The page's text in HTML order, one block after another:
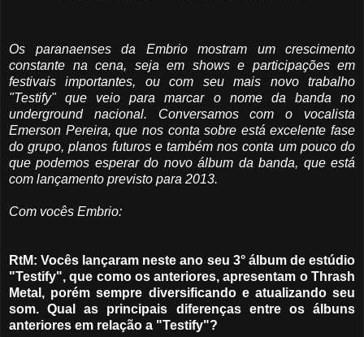
Os paranaenses da Embrio mostram um crescimento
constante na cena, seja em shows e participações em
festivais importantes, ou com seu mais novo trabalho
"Testify" que veio para marcar o nome da banda no
underground nacional. Conversamos com o vocalista
Emerson Pereira, que nos conta sobre está excelente fase
do grupo, planos futuros e também nos conta um pouco do
que podemos esperar do novo álbum da banda, que está
com lançamento previsto para 2013.
Com vocês Embrio:
RtM: Vocês lançaram neste ano seu 3° álbum de estúdio
"Testify", que como os anteriores, apresentam o Thrash
Metal, porém sempre diversificando e atualizando seu
som. Qual as principais diferenças entre os álbuns
anteriores em relação a "Testify"?